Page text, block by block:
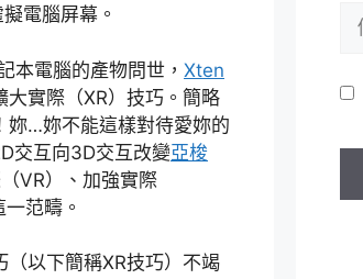
電腦屏幕。
本電腦的產物問世， Xten
實際（XR）技巧。簡略
妳…妳不能這樣對待愛妳的
交互向3D交互改變亞梭
VR）、加強實際
范疇。
以下簡稱XR技巧）不竭
址
站
址